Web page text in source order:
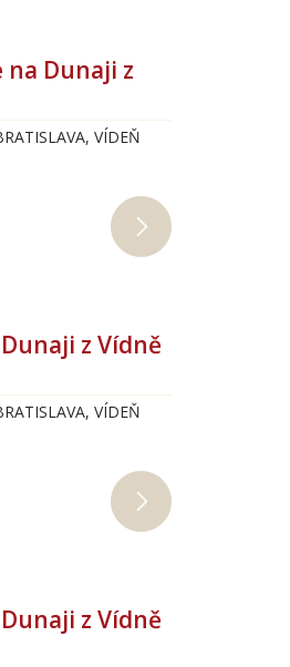
na Dunaji z
VÍDEŇ
z Vídně
VÍDEŇ
z Vídně